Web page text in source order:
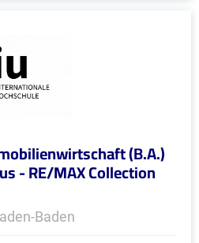
(B.A.)
- RE/MAX Collection
Baden